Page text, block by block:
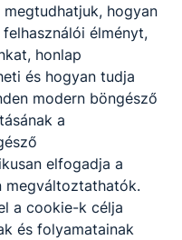
hogyan
élményt,
honlap
és hogyan tudja
modern böngésző
a
elfogadja a
megváltoztathatók.
a cookie-k célja
és folyamatainak